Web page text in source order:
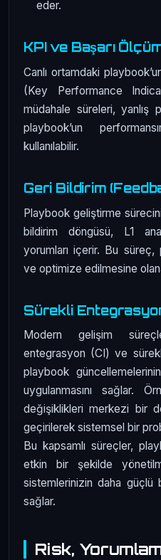
eder.
KPI ve Başarı
Canlı ortamdaki
(Key Performance
müdahale süreleri, yanlış
playbook’un
kullanılabilir.
Geri Bildirim
Playbook geliştirme
bildirim döngüsü, L1
yorumları içerir. Bu süreç,
ve optimize edilmesine
Sürekli Entegrasyon
Modern gelişim
entegrasyon (CI) ve
playbook
uygulanmasını sağlar.
değişiklikleri merkezi bir
geçirilerek sistemsel bir
Bu kapsamlı süreçler,
etkin bir şekilde
sistemlerinizin daha güçlü
sağlar.
Risk,